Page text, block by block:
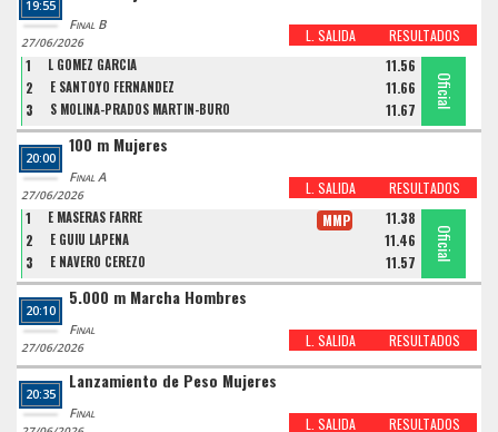
19:55
Final B
L. SALIDA RESULTADOS
27/06/2026
1 L GOMEZ GARCIA 11.56
Oficial
2 E SANTOYO FERNANDEZ 11.66 Oficial
3 S MOLINA-PRADOS MARTIN-BURO 11.67
Oficial
20:00
100 m Mujeres
Final A
L. SALIDA RESULTADOS
27/06/2026
1 E MASERAS FARRE 11.38
MMP
Oficial
2 E GUIU LAPENA 11.46 Oficial
3 E NAVERO CEREZO 11.57
Oficial
20:10
5.000 m Marcha Hombres
Final
L. SALIDA RESULTADOS
27/06/2026
20:35
Lanzamiento de Peso Mujeres
Final
L. SALIDA RESULTADOS